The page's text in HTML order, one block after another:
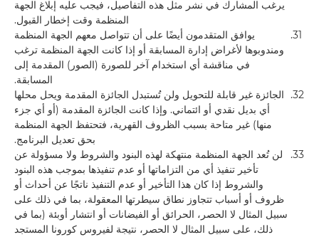
يرغب المشارك في نشر مثل هذه التفاصيل، فيجب عليه إبلاغ الجهة
المنظمة وقت إخطار القبول.
31.
يوافق المتقدمون أيضًا على أن تتواصل معهم الجهة المنظمة
ومندوبوها لأغراض إدارة المسابقة أو إذا كانت الجهة المنظمة ترغب
في مناقشة أي استخدام آخر للصورة (الصور) المقدمة إلى
المسابقة.
32.
الجائزة غير قابلة للتحويل ولن تُستبدل الجائزة المقدمة ويحل محلها
أي بديل نقدي أو ائتماني. وإذا كانت الجائزة المقدمة (أو أي جزء
منها) غير متاحة بسبب الظروف القهرية، فتحتفظ الجهة المنظمة
بحق تعديل البرنامج.
33.
لن تُعد الجهة المنظمة منتهكة لهذه البنود والشروط ولا مسؤولة عن
تأخير تنفيذ أي من التزاماتها أو عدم تنفيذها بموجب هذه البنود
والشروط إذا كان هذا التأخير أو عدم التنفيذ ناتجًا عن أحداث أو
ظروف أو أسباب تتجاوز نطاق سيطرتها المعقولة، بما في ذلك على
سبيل المثال لا الحصر، الحرائق أو الفيضانات أو انتشار أوبئة (بما في
ذلك، على سبيل المثال لا الحصر، نتيجة لفيروس كورونا المستجد